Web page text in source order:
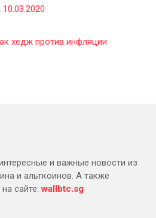
хедж против инфляции
и важные новости из
и альткоинов. А также
сайте:wallbtc.sg